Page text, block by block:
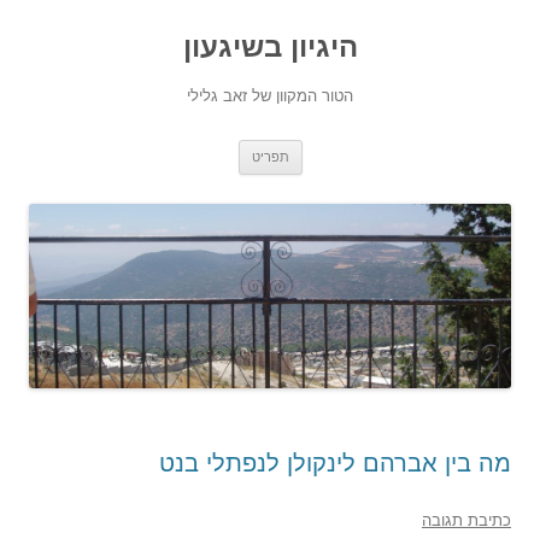
היגיון בשיגעון
הטור המקוון של זאב גלילי
תפריט
מה בין אברהם לינקולן לנפתלי בנט
כתיבת תגובה